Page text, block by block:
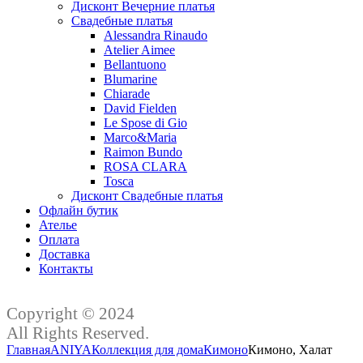
Дисконт Вечерние платья
Свадебные платья
Alessandra Rinaudo
Atelier Aimee
Bellantuono
Blumarine
Chiarade
David Fielden
Le Spose di Gio
Marco&Maria
Raimon Bundo
ROSA CLARA
Tosca
Дисконт Свадебные платья
Офлайн бутик
Ателье
Оплата
Доставка
Контакты
Copyright © 2024
All Rights Reserved.
ГлавнаяANIYAКоллекция для домаКимоноКимоно, Халат